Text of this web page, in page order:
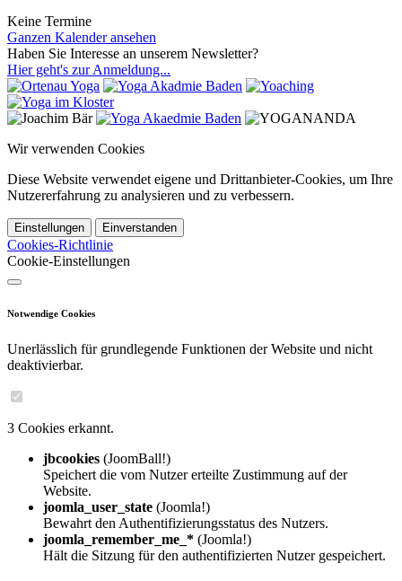
Keine Termine
Ganzen Kalender ansehen
Haben Sie Interesse an unserem Newsletter?
Hier geht's zur Anmeldung...
Wir verwenden Cookies
Diese Website verwendet eigene und Drittanbieter-Cookies, um Ihre
Nutzererfahrung zu analysieren und zu verbessern.
Einstellungen Einverstanden
Cookies-Richtlinie
Cookie-Einstellungen
Notwendige Cookies
Unerlässlich für grundlegende Funktionen der Website und nicht
deaktivierbar.
3 Cookies erkannt.
jbcookies (JoomBall!)
Speichert die vom Nutzer erteilte Zustimmung auf der
Website.
joomla_user_state (Joomla!)
Bewahrt den Authentifizierungsstatus des Nutzers.
joomla_remember_me_* (Joomla!)
Hält die Sitzung für den authentifizierten Nutzer gespeichert.